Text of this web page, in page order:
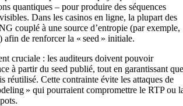
quantiques – pour produire des séquences
Dans les casinos en ligne, la plupart des
couplé à une source d’entropie (par exemple,
afin de renforcer la « seed » initiale.
cruciale : les auditeurs doivent pouvoir
à partir du seed publié, tout en garantissant que
réutilisé. Cette contrainte évite les attaques de
» qui pourraient compromettre le RTP ou